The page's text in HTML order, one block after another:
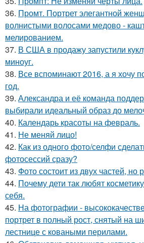
36. Промт. Портрет элегантной
волнистыми волосами медово -
мелированием.
37. В США в продажу запустили
миноуг.
38. Все вспоминают 2016, а я хочу
год.
39. Александра и её команда
выбирали идеальный образ до
40. Календарь красоты на февраль.
41. Не меняй лицо!
42. Как из одного фото/селфи
фотосессий сразу?
43. Фото состоит из двух частей, но
44. Почему дети так любят
себя.
45. На фотографии -
портрет в полный рост, снятый на
лестнице с коваными перилами.